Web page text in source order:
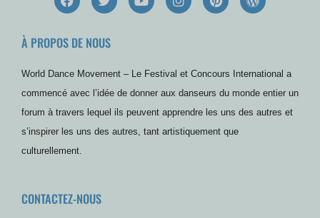
a
c
b
o
w
i
t
r
o
u
e
n
s
r
m
i
n
e
t
o
r
e
s
À PROPOS DE NOUS
World Dance Movement – Le Festival et Concours International a
commencé avec l’idée de donner aux danseurs du monde entier un
forum à travers lequel ils peuvent apprendre les uns des autres et
s’inspirer les uns des autres, tant artistiquement que
culturellement.
CONTACTEZ-NOUS